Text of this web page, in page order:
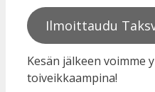
Ilmoittaudu
Kesän jälkeen voimme
toiveikkaampina!